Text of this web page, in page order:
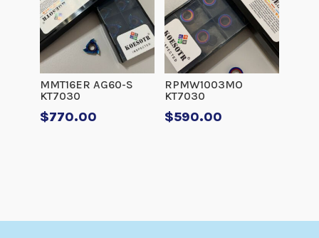
MMT16ER AG60-S
KT7030
$770.00
RPMW1003MO
KT7030
$590.00